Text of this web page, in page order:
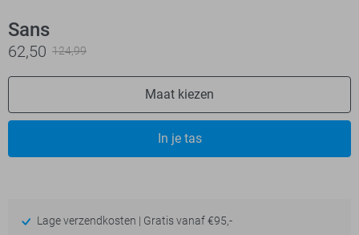
Sans
62,50 124,99
Maat kiezen
In je tas
Lage verzendkosten | Gratis vanaf €95,-